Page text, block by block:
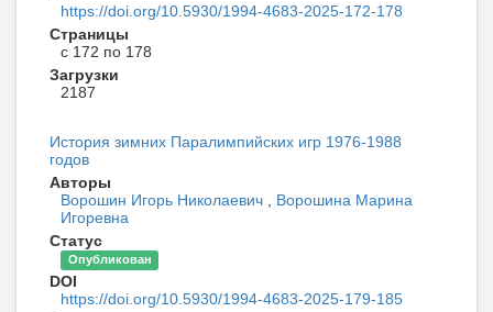
https://doi.org/10.5930/1994-4683-2025-172-178
Страницы
с 172 по 178
Загрузки
2187
История зимних Паралимпийских игр 1976-1988
годов
Авторы
Ворошин Игорь Николаевич , Ворошина Марина
Игоревна
Статус
Опубликован
DOI
https://doi.org/10.5930/1994-4683-2025-179-185